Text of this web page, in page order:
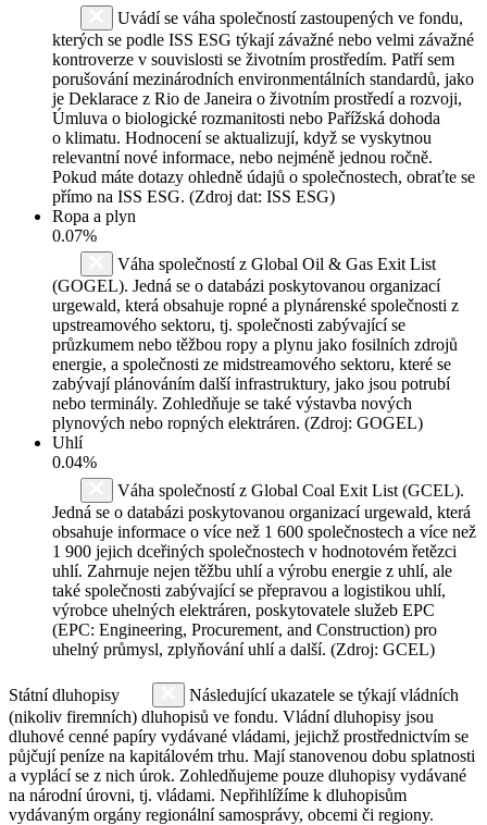
Uvádí se váha společností zastoupených ve fondu,
kterých se podle ISS ESG týkají závažné nebo velmi závažné
kontroverze v souvislosti se životním prostředím. Patří sem
porušování mezinárodních environmentálních standardů, jako
je Deklarace z Rio de Janeira o životním prostředí a rozvoji,
Úmluva o biologické rozmanitosti nebo Pařížská dohoda
o klimatu. Hodnocení se aktualizují, když se vyskytnou
relevantní nové informace, nebo nejméně jednou ročně.
Pokud máte dotazy ohledně údajů o společnostech, obraťte se
přímo na ISS ESG. (Zdroj dat: ISS ESG)
Ropa a plyn
0.07%
Váha společností z Global Oil & Gas Exit List
(GOGEL). Jedná se o databázi poskytovanou organizací
urgewald, která obsahuje ropné a plynárenské společnosti z
upstreamového sektoru, tj. společnosti zabývající se
průzkumem nebo těžbou ropy a plynu jako fosilních zdrojů
energie, a společnosti ze midstreamového sektoru, které se
zabývají plánováním další infrastruktury, jako jsou potrubí
nebo terminály. Zohledňuje se také výstavba nových
plynových nebo ropných elektráren. (Zdroj: GOGEL)
Uhlí
0.04%
Váha společností z Global Coal Exit List (GCEL).
Jedná se o databázi poskytovanou organizací urgewald, která
obsahuje informace o více než 1 600 společnostech a více než
1 900 jejich dceřiných společnostech v hodnotovém řetězci
uhlí. Zahrnuje nejen těžbu uhlí a výrobu energie z uhlí, ale
také společnosti zabývající se přepravou a logistikou uhlí,
výrobce uhelných elektráren, poskytovatele služeb EPC
(EPC: Engineering, Procurement, and Construction) pro
uhelný průmysl, zplyňování uhlí a další. (Zdroj: GCEL)
Státní dluhopisy
Následující ukazatele se týkají vládních
(nikoliv firemních) dluhopisů ve fondu. Vládní dluhopisy jsou
dluhové cenné papíry vydávané vládami, jejichž prostřednictvím se
půjčují peníze na kapitálovém trhu. Mají stanovenou dobu splatnosti
a vyplácí se z nich úrok. Zohledňujeme pouze dluhopisy vydávané
na národní úrovni, tj. vládami. Nepřihlížíme k dluhopisům
vydávaným orgány regionální samosprávy, obcemi či regiony.